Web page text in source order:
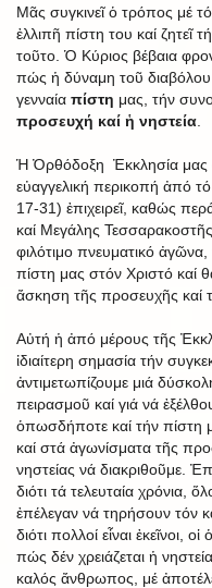
Μᾶς συγκινεῖ ὁ τρόπος μέ
ἐλλιπῆ πίστη του καί ζητεῖ
τοῦτο. Ὁ Κύριος βέβαια
πώς ἡ δύναμη τοῦ διαβόλου
γενναία πίστη μας, τήν
προσευχή καί ἡ νηστεία
Ἡ Ὀρθόδοξη Ἐκκλησία μας
εὐαγγελική περικοπή ἀπό
17-31) ἐπιχειρεῖ, καθώς
καί Μεγάλης
φιλότιμο πνευματικό
πίστη μας στόν Χριστό καί
ἄσκηση τῆς προσευχῆς καί
Αὐτή ἡ ἀπό μέρους τῆς
ἰδιαίτερη σημασία τήν
ἀντιμετωπίζουμε μιά
πειρασμοῦ καί γιά νά
ὁπωσδήποτε καί τήν
καί στά ἀγωνίσματα τῆς
νηστείας νά διακριθοῦμε.
διότι τά τελευταία χρόνια,
ἐπέλεγαν νά τηρήσουν τόν
διότι πολλοί εἶναι ἐκεῖνοι,
πώς δέν χρειάζεται ἡ
καλός ἄνθρωπος, μέ